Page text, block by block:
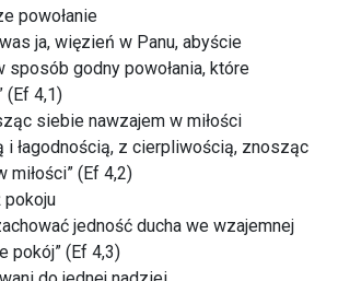
powołanie
ja, więzień w Panu, abyście
sposób godny powołania, które
(Ef 4,1)
siebie nawzajem w miłości
i łagodnością, z cierpliwością, znosząc
miłości” (Ef 4,2)
jedność ducha we wzajemnej
pokój” (Ef 4,3)